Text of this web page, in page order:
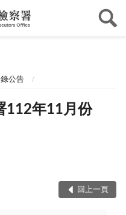
公告
112年11月份
回上一頁